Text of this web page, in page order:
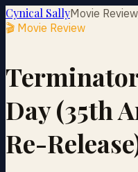
Cynical SallyMovie Review
🎬 Movie Review
Day (35th
Re-